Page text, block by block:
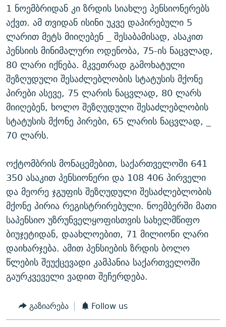
1 ნოემბრიდან კი ზრდის სიახლე პენსიონერებს
აქვთ. ამ თვიდან ისინი უკვე დაპირებული 5
ლარით მეტს მიიღებენ _ შესაბამისად, ასაკით
პენსიის მინიმალური ოდენობა, 75-ის ნაცვლად,
80 ლარი იქნება. მკვეთრად გამოხატული
შეზღუდული შესაძლებლობის სტატუსის მქონე
პირები ასევე, 75 ლარის ნაცვლად, 80 ლარს
მიიღებენ, ხოლო შეზღუდული შესაძლებლობის
სტატუსის მქონე პირები, 65 ლარის ნაცვლად, _
70 ლარს.
ოქტომბრის მონაცემებით, საქართველოში 641
350 ასაკით პენსიონერი და 108 406 პირველი
და მეორე ჯგუფის შეზღუდული შესაძლებლობის
მქონე პირია რეგისტრირებული. ნოემბერში მათი
საპენსიო უზრუნველყოფისთვის სახელმწიფო
ბიუჯეტიდან, დაახლოებით, 71 მილიონი ლარი
დაიხარჯება. ამით პენსიების ზრდის ბოლო
წლების შეუქცევადი კამპანია საქართველოში
გაურკვეველი ვადით შეჩერდება.
გაზიარება Follow us